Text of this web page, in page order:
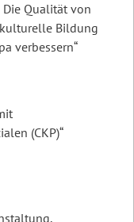
Die Qualität von
Bildung
verbessern“
(CKP)“